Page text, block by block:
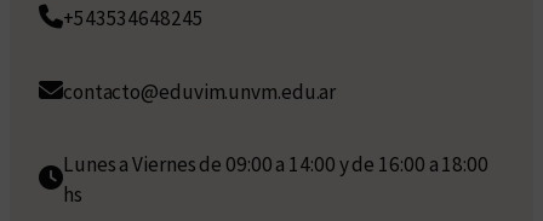
+543534648245
contacto@eduvim.unvm.edu.ar
Lunes a Viernes de 09:00 a 14:00 y de 16:00 a 18:00
hs